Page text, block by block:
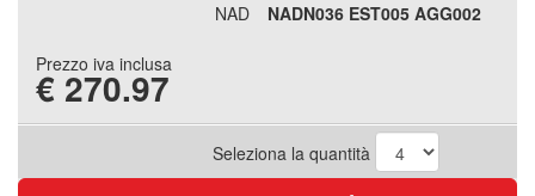
NAD
NADN036 EST005 AGG002
Prezzo iva inclusa
€ 270.97
Seleziona la quantità